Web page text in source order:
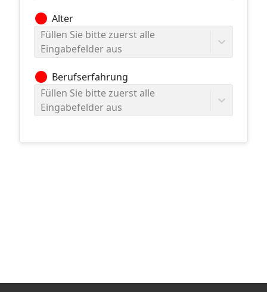
circle Alter
Füllen Sie bitte zuerst alle
Eingabefelder aus
circle Berufserfahrung
Füllen Sie bitte zuerst alle
Eingabefelder aus